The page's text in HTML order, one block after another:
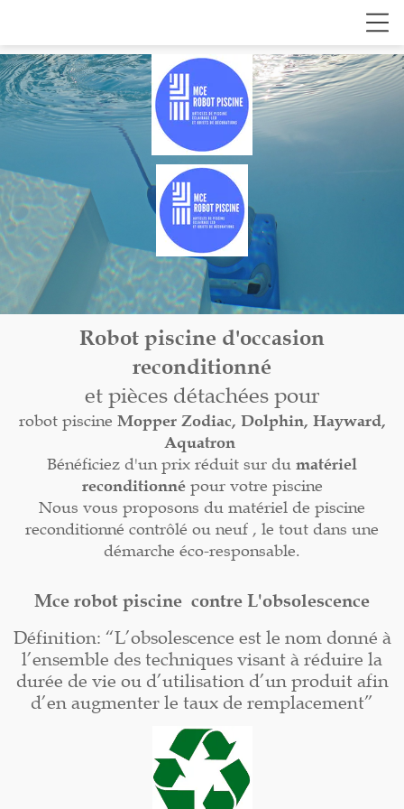
Robot piscine d'occasion
reconditionné
et pièces détachées pour
robot piscine Mopper Zodiac, Dolphin, Hayward,
Aquatron
Bénéficiez d'un prix réduit sur du matériel
reconditionnépour votre piscine
Nous vous proposons du matériel de piscine
reconditionné contrôlé ou neuf , le tout dans une
démarche éco-responsable.
Mce robot piscine contre L'obsolescence
Définition: “L’obsolescence est le nom donné à
l’ensemble des techniques visant à réduire la
durée de vie ou d’utilisation d’un produit afin
d’en augmenter le taux de remplacement”